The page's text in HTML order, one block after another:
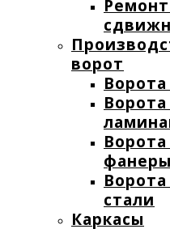
ворот
фанеры
стали
Каркасы